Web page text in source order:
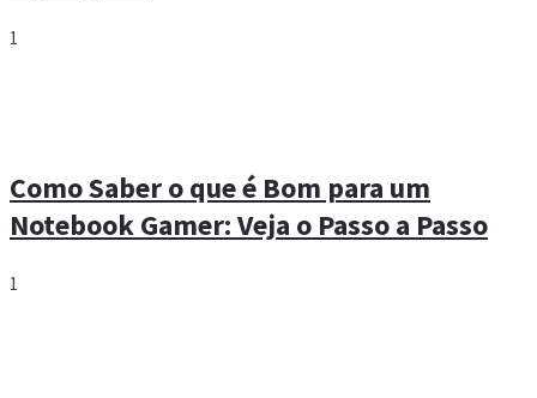
1
Como Saber o que é Bom para um
Notebook Gamer: Veja o Passo a Passo
1